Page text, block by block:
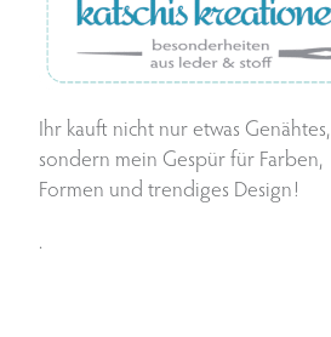
Ihr kauft nicht nur etwas Genähtes,
sondern mein Gespür für Farben,
Formen und trendiges Design!
.